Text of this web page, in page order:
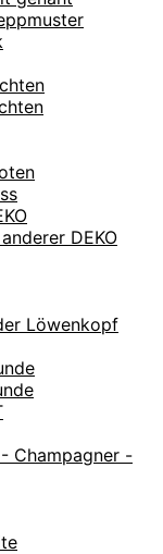
DEKO
Löwenkopf
Champagner -